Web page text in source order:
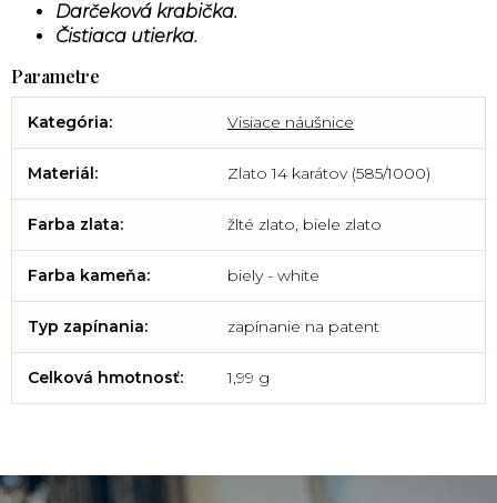
Darčeková krabička.
Čistiaca utierka.
Kategória: Visiace náušnice
Materiál: Zlato 14 karátov (585/1000)
Farba zlata: žlté zlato, biele zlato
Farba kameňa: biely - white
Typ zapínania: zapínanie na patent
Celková hmotnosť: 1,99 g